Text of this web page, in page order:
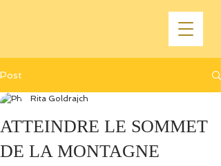
Post
ATTEINDRE LE SOMMET
DE LA MONTAGNE
Rita Goldrajch